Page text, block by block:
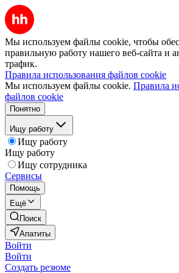
Мы используем файлы cookie, чтобы
правильную работу нашего веб-сайта и
трафик.
Правила использования файлов cookie
Мы используем файлы cookie. Правила
файлов cookie
Понятно
Ищу работу
Ищу работу
Ищу работу
Ищу сотрудника
Сервисы
Помощь
Ещё
Поиск
Апатиты
Войти
Войти
Создать резюме